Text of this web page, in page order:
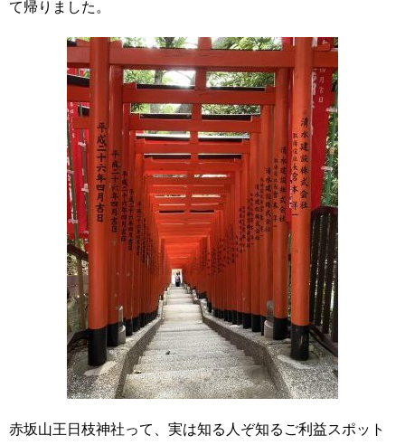
て帰りました。
赤坂山王日枝神社って、実は知る人ぞ知るご利益スポット